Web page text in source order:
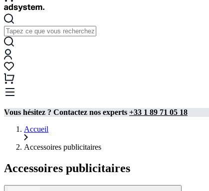
Vous hésitez ? Contactez nos experts +33 1 89 71 05 18
Accueil
Accessoires publicitaires
Accessoires publicitaires